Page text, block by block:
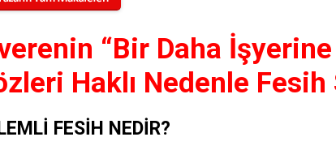
“Bir Daha
Haklı Nedenle
FESİH NEDİR?